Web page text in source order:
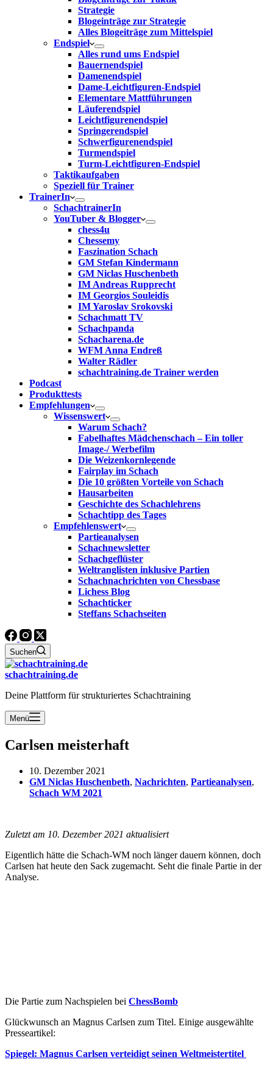
Strategie
Blogeinträge zur Strategie
Alles Blogeiträge zum Mittelspiel
Endspiel
Alles rund ums Endspiel
Bauernendspiel
Damenendspiel
Dame-Leichtfiguren-Endspiel
Elementare Mattführungen
Läuferendspiel
Leichtfigurenendspiel
Springerendspiel
Schwerfigurenendspiel
Turmendspiel
Turm-Leichtfiguren-Endspiel
Taktikaufgaben
Speziell für Trainer
TrainerIn
SchachtrainerIn
YouTuber & Blogger
chess4u
Chessemy
Faszination Schach
GM Stefan Kindermann
GM Niclas Huschenbeth
IM Andreas Rupprecht
IM Georgios Souleidis
IM Yaroslav Srokovski
Schachmatt TV
Schachpanda
Schacharena.de
WFM Anna Endreß
Walter Rädler
schachtraining.de Trainer werden
Podcast
Produkttests
Empfehlungen
Wissenswert
Warum Schach?
Fabelhaftes Mädchenschach – Ein toller
Image-/ Werbefilm
Die Weizenkornlegende
Fairplay im Schach
Die 10 größten Vorteile von Schach‎
Hausarbeiten
Geschichte des Schachlehrens
Schachtipp des Tages
Empfehlenswert
Partieanalysen
Schachnewsletter
Schachgeflüster
Weltranglisten inklusive Partien
Schachnachrichten von Chessbase
Lichess Blog
Schachticker
Steffans Schachseiten
Suchen
schachtraining.de
Deine Plattform für strukturiertes Schachtraining
Menü
Carlsen meisterhaft
10. Dezember 2021
GM Niclas Huschenbeth, Nachrichten, Partieanalysen,
Schach WM 2021
Zuletzt am 10. Dezember 2021 aktualisiert
Eigentlich hätte die Schach-WM noch länger dauern können, doch
Carlsen hat heute den Sack zugemacht. Seht die finale Partie in der
Analyse.
Die Partie zum Nachspielen bei ChessBomb
Glückwunsch an Magnus Carlsen zum Titel. Einige ausgewählte
Presseartikel:
Spiegel: Magnus Carlsen verteidigt seinen Weltmeistertitel